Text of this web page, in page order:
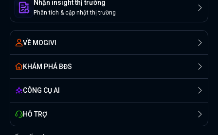
Nhận insight thị trường
Phân tích & cập nhật thị trường
VỀ MOGIVI
KHÁM PHÁ BĐS
CÔNG CỤ AI
HỖ TRỢ